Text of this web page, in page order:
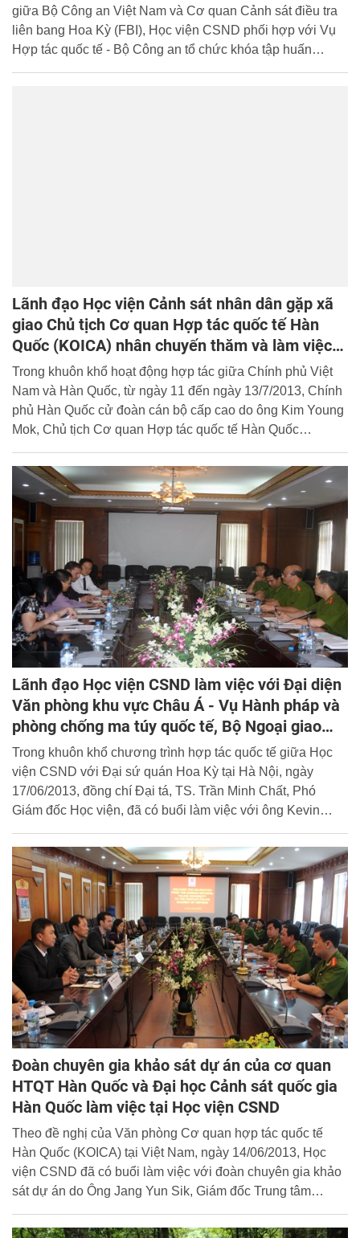
giữa Bộ Công an Việt Nam và Cơ quan Cảnh sát điều tra
liên bang Hoa Kỳ (FBI), Học viện CSND phối hợp với Vụ
Hợp tác quốc tế - Bộ Công an tổ chức khóa tập huấn
Lãnh đạo Học viện Cảnh sát nhân dân gặp xã
giao Chủ tịch Cơ quan Hợp tác quốc tế Hàn
Quốc (KOICA) nhân chuyến thăm và làm việc
tại Việt Nam
Trong khuôn khổ hoạt động hợp tác giữa Chính phủ Việt
Nam và Hàn Quốc, từ ngày 11 đến ngày 13/7/2013, Chính
phủ Hàn Quốc cử đoàn cán bộ cấp cao do ông Kim Young
Mok, Chủ tịch Cơ quan Hợp tác quốc tế Hàn Quốc
(KOICA) làm trưởng đoàn sang thăm và làm việc tại Việt
Nam nhằm rà soát, đánh giá và định hướng hoạt động hợp
tác, hỗ trợ kỹ thuật giữa hai nước. Nhân chuyến thăm này,
nhằm góp phần thúc đẩy mối quan hệ, hợp tác giữa Học
viện CSND và KOICA, chiều ngày 13/7/2013, đồng chí
Thiếu tướng TS. Đặng Xuân Khang, Phó Giám đốc Học
viện cùng đại diện lãnh đạo đơn vị chức năng đã có buổi
gặp xã giao với ông Kim Yong Mok.
Lãnh đạo Học viện CSND làm việc với Đại diện
Văn phòng khu vực Châu Á - Vụ Hành pháp và
phòng chống ma túy quốc tế, Bộ Ngoại giao
Hoa Kỳ
Trong khuôn khổ chương trình hợp tác quốc tế giữa Học
viện CSND với Đại sứ quán Hoa Kỳ tại Hà Nội, ngày
17/06/2013, đồng chí Đại tá, TS. Trần Minh Chất, Phó
Giám đốc Học viện, đã có buổi làm việc với ông Kevin
Á - Vụ Hành pháp và phòng chống ma túy quốc tế, Bộ
Ngoại giao Hoa Kỳ; Ông Jason Hwang, viên chức chính trị,
Đại sứ quán Hoa Kỳ tại Hà Nội và một số cán bộ của Đại
sứ quán Hoa Kỳ.
Đoàn chuyên gia khảo sát dự án của cơ quan
HTQT Hàn Quốc và Đại học Cảnh sát quốc gia
Hàn Quốc làm việc tại Học viện CSND
Theo đề nghị của Văn phòng Cơ quan hợp tác quốc tế
Hàn Quốc (KOICA) tại Việt Nam, ngày 14/06/2013, Học
viện CSND đã có buổi làm việc với đoàn chuyên gia khảo
sát dự án do Ông Jang Yun Sik, Giám đốc Trung tâm
gia Hàn Quốc (KNPU) làm trưởng đoàn...